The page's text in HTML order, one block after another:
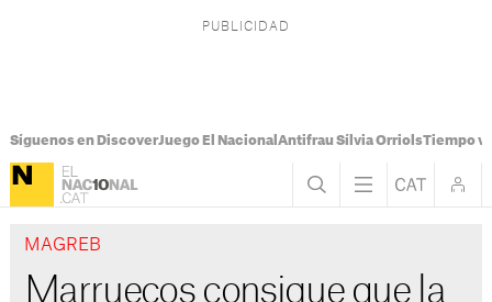
Síguenos en DiscoverJuego El Nacional Antifrau Sílvia OrriolsTiempo
MAGREB
Marruecos consigue que la